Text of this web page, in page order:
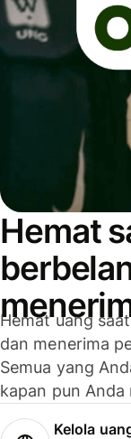
Hemat
Hemat uang
dan menerima
Semua yang
kapan pun
Kelola